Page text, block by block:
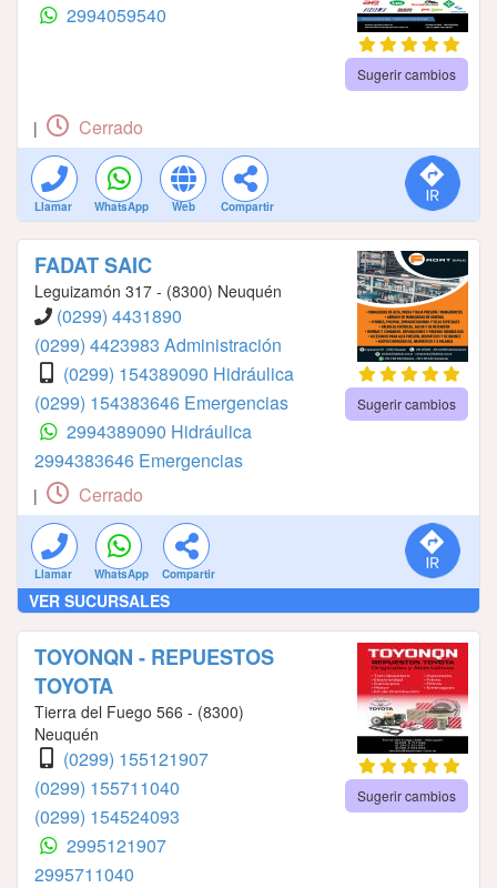
2994059540
Sugerir cambios
| Cerrado
Llamar WhatsApp Web Compartir
FADAT SAIC
Leguizamón 317 - (8300) Neuquén
(0299) 4431890
(0299) 4423983 Administración
(0299) 154389090 Hidráulica
(0299) 154383646 Emergencias
2994389090 Hidráulica
2994383646 Emergencias
Sugerir cambios
| Cerrado
Llamar WhatsApp Compartir
VER SUCURSALES
TOYONQN - REPUESTOS
TOYOTA
Tierra del Fuego 566 - (8300)
Neuquén
(0299) 155121907
(0299) 155711040
(0299) 154524093
2995121907
2995711040
Sugerir cambios